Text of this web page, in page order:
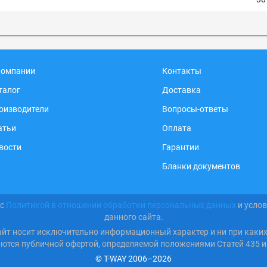
Контакты
Доставка
Вопросы-ответы
Оплата
Гарантии
Бланки документов
Политикой в отношении обработки персональных данных и
данного сайта.
носит исключительно информационный характер и ни при
публичной офертой, определяемой положениями Статей 435
© T-WAY 2006–2026